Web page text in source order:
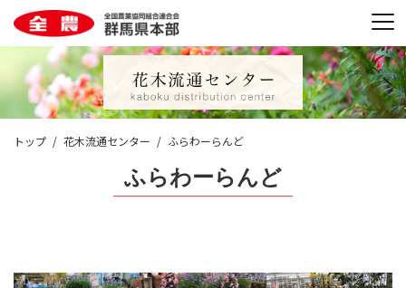
トップ 花木流通センター ふらわーらんど
ふらわーらんど